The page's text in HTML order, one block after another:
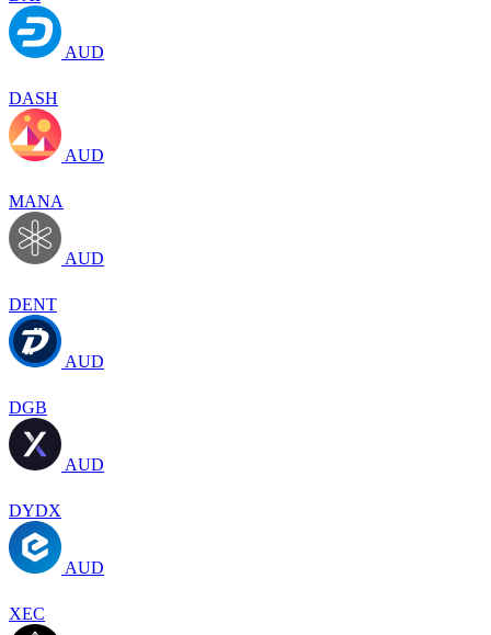
AUD
DASH
AUD
MANA
AUD
DENT
AUD
DGB
AUD
DYDX
AUD
XEC